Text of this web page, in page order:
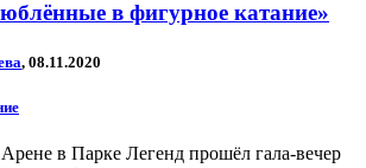
в фигурное катание»
, 08.11.2020
в Парке Легенд прошёл гала-вечер